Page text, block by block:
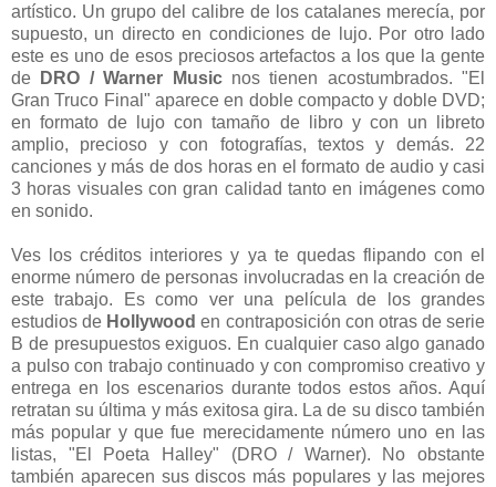
artístico. Un grupo del calibre de los catalanes merecía, por
supuesto, un directo en condiciones de lujo. Por otro lado
este es uno de esos preciosos artefactos a los que la gente
de
DRO / Warner Musicnos tienen acostumbrados. "El
Gran Truco Final" aparece en doble compacto y doble DVD;
en formato de lujo con tamaño de libro y con un libreto
amplio, precioso y con fotografías, textos y demás. 22
canciones y más de dos horas en el formato de audio y casi
3 horas visuales con gran calidad tanto en imágenes como
en sonido.
Ves los créditos interiores y ya te quedas flipando con el
enorme número de personas involucradas en la creación de
este trabajo. Es como ver una película de los grandes
estudios de Hollywooden contraposición con otras de serie
B de presupuestos exiguos. En cualquier caso algo ganado
a pulso con trabajo continuado y con compromiso creativo y
entrega en los escenarios durante todos estos años. Aquí
retratan su última y más exitosa gira. La de su disco también
más popular y que fue merecidamente número uno en las
listas, "El Poeta Halley" (DRO / Warner). No obstante
también aparecen sus discos más populares y las mejores